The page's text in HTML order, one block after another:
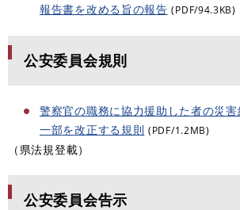
報告書を改める旨の報告 (PDF/94.3KB)
公安委員会規則
警察官の職務に協力援助した者の災
一部を改正する規則 (PDF/1.2MB)
（県法規登載）
公安委員会告示